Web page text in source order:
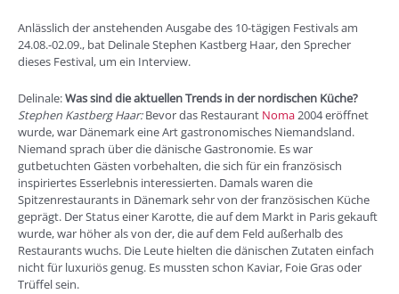
Anlässlich der anstehenden Ausgabe des 10-tägigen Festivals am
24.08.-02.09., bat Delinale Stephen Kastberg Haar, den Sprecher
dieses Festival, um ein Interview.
Delinale:Was sind die aktuellen Trends in der nordischen Küche?
Stephen Kastberg Haar:Bevor das Restaurant Noma2004 eröffnet
wurde, war Dänemark eine Art gastronomisches Niemandsland.
Niemand sprach über die dänische Gastronomie. Es war
gutbetuchten Gästen vorbehalten, die sich für ein französisch
inspiriertes Esserlebnis interessierten. Damals waren die
Spitzenrestaurants in Dänemark sehr von der französischen Küche
geprägt. Der Status einer Karotte, die auf dem Markt in Paris gekauft
wurde, war höher als von der, die auf dem Feld außerhalb des
Restaurants wuchs. Die Leute hielten die dänischen Zutaten einfach
nicht für luxuriös genug. Es mussten schon Kaviar, Foie Gras oder
Trüffel sein.